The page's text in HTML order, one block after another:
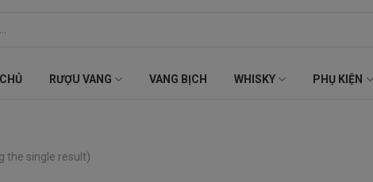
RƯỢU VANG VANG BỊCH WHISKY PHỤ KIỆN
the single result)